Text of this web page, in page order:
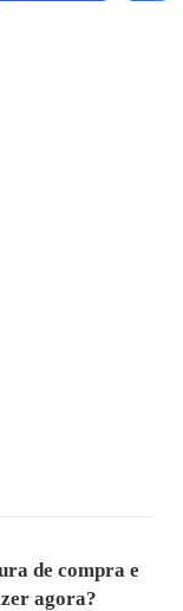
de compra e
agora?